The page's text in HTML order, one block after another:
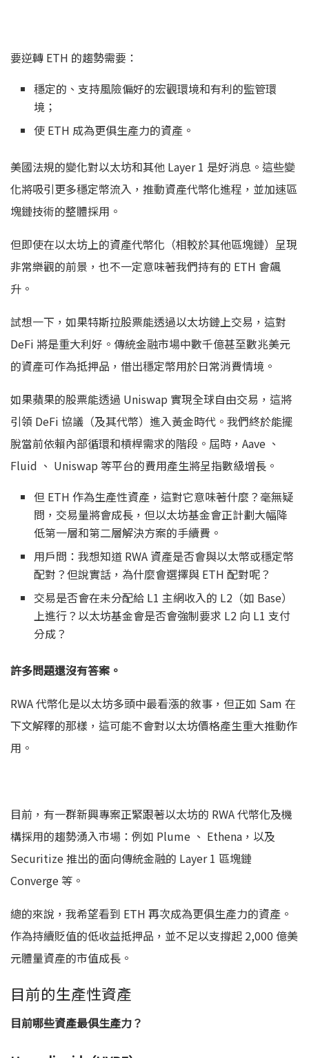
要逆轉 ETH 的趨勢需要：
穩定的、支持風險偏好的宏觀環境和有利的監管環
境；
使 ETH 成為更俱生產力的資產。
美國法規的變化對以太坊和其他 Layer 1 是好消息。這些變
化將吸引更多穩定幣流入，推動資產代幣化進程，並加速區
塊鏈技術的整體採用。
但即使在以太坊上的資產代幣化（相較於其他區塊鏈）呈現
非常樂觀的前景，也不一定意味著我們持有的 ETH 會飆
升。
試想一下，如果特斯拉股票能透過以太坊鏈上交易，這對
DeFi 將是重大利好。傳統金融市場中數千億甚至數兆美元
的資產可作為抵押品，借出穩定幣用於日常消費情境。
如果蘋果的股票能透過 Uniswap 實現全球自由交易，這將
引領 DeFi 協議（及其代幣）進入黃金時代。我們終於能擺
脫當前依賴內部循環和槓桿需求的階段。屆時，Aave 、
Fluid 、 Uniswap 等平台的費用產生將呈指數級增長。
但 ETH 作為生產性資產，這對它意味著什麼？毫無疑
問，交易量將會成長，但以太坊基金會正計劃大幅降
低第一層和第二層解決方案的手續費。
用戶問：我想知道 RWA 資產是否會與以太幣或穩定幣
配對？但說實話，為什麼會選擇與 ETH 配對呢？
交易是否會在未分配給 L1 主網收入的 L2（如 Base）
上進行？以太坊基金會是否會強制要求 L2 向 L1 支付
分成？
許多問題還沒有答案。
RWA 代幣化是以太坊多頭中最看漲的敘事，但正如 Sam 在
下文解釋的那樣，這可能不會對以太坊價格產生重大推動作
用。
目前，有一群新興專案正緊跟著以太坊的 RWA 代幣化及機
構採用的趨勢湧入市場：例如 Plume 、 Ethena，以及
Securitize 推出的面向傳統金融的 Layer 1 區塊鏈
Converge 等。
總的來說，我希望看到 ETH 再次成為更俱生產力的資產。
作為持續貶值的低收益抵押品，並不足以支撐起 2,000 億美
元體量資產的市值成長。
目前的生產性資產
目前哪些資產最俱生產力？